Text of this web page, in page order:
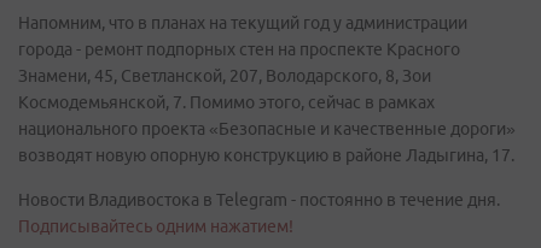
Напомним, что в планах на текущий год у администрации
города - ремонт подпорных стен на проспекте Красного
Знамени, 45, Светланской, 207, Володарского, 8, Зои
Космодемьянской, 7. Помимо этого, сейчас в рамках
национального проекта «Безопасные и качественные дороги»
возводят новую опорную конструкцию в районе Ладыгина, 17.
Новости Владивостока в Telegram - постоянно в течение дня.
Подписывайтесь одним нажатием!